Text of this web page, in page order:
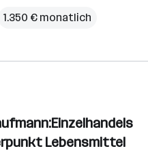
1.350 € monatlich
Lebensmittel